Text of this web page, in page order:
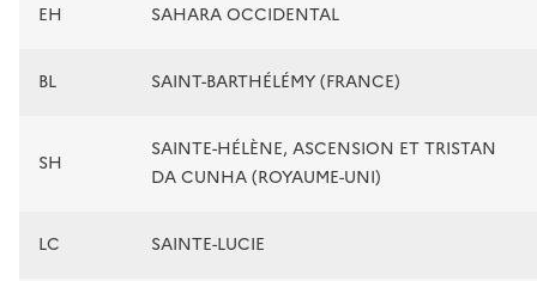
EH SAHARA OCCIDENTAL
BL SAINT-BARTHÉLÉMY (FRANCE)
SH
SAINTE-HÉLÈNE, ASCENSION ET TRISTAN
DA CUNHA (ROYAUME-UNI)
LC SAINTE-LUCIE